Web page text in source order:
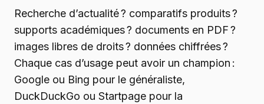
Recherche d’actualité ? comparatifs produits ?
supports académiques ? documents en PDF ?
images libres de droits ? données chiffrées ?
Chaque cas d’usage peut avoir un champion :
Google ou Bing pour le généraliste,
DuckDuckGo ou Startpage pour la